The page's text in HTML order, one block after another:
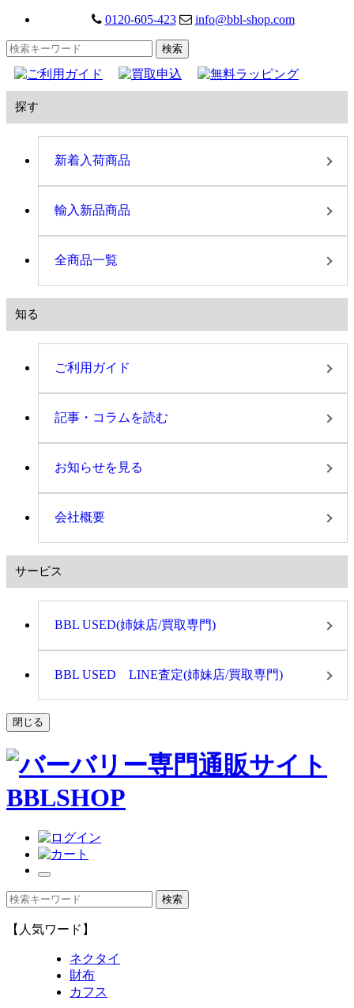
0120-605-423 info@bbl-shop.com
探す
新着入荷商品
輸入新品商品
全商品一覧
知る
ご利用ガイド
記事・コラムを読む
お知らせを見る
会社概要
サービス
BBL USED(姉妹店/買取専門)
BBL USED LINE査定(姉妹店/買取専門)
閉じる
【人気ワード】
ネクタイ
財布
カフス